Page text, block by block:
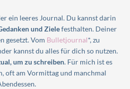
ein leeres Journal. Du kannst darin
und Zielefesthalten. Deiner
gesetzt. Vom Bulletjournal*, zu
kannst du alles für dich so nutzen.
um zu schreiben. Für mich ist es
oft am Vormittag und manchmal